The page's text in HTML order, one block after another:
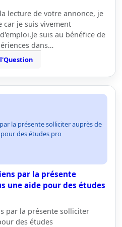
lecture de votre annonce, je
car je suis vivement
suis au bénéfice de
dans…
la présente solliciter auprès de
des études pro
par la présente
une aide pour des études
par la présente solliciter
des études